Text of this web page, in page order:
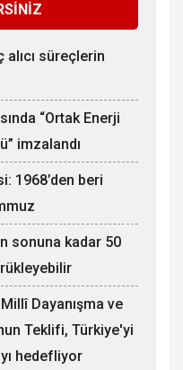
alıcı süreçlerin
“Ortak Enerji
imzalandı
1968’den beri
sonuna kadar 50
Dayanışma ve
Teklifi, Türkiye'yi
hedefliyor